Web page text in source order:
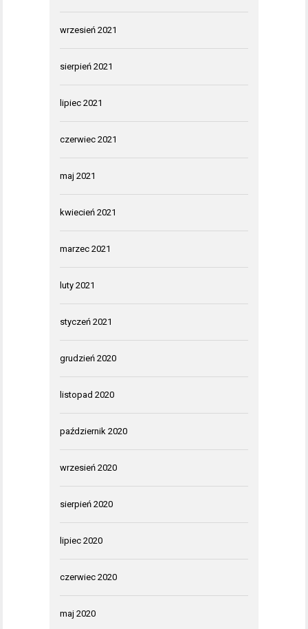
wrzesień 2021
sierpień 2021
lipiec 2021
czerwiec 2021
maj 2021
kwiecień 2021
marzec 2021
luty 2021
styczeń 2021
grudzień 2020
listopad 2020
październik 2020
wrzesień 2020
sierpień 2020
lipiec 2020
czerwiec 2020
maj 2020